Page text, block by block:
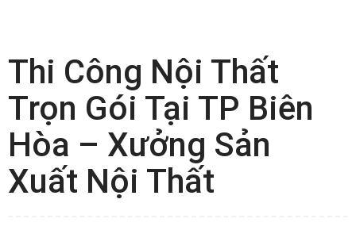
Thi Công Nội Thất
Trọn Gói Tại TP Biên
Hòa – Xưởng Sản
Xuất Nội Thất